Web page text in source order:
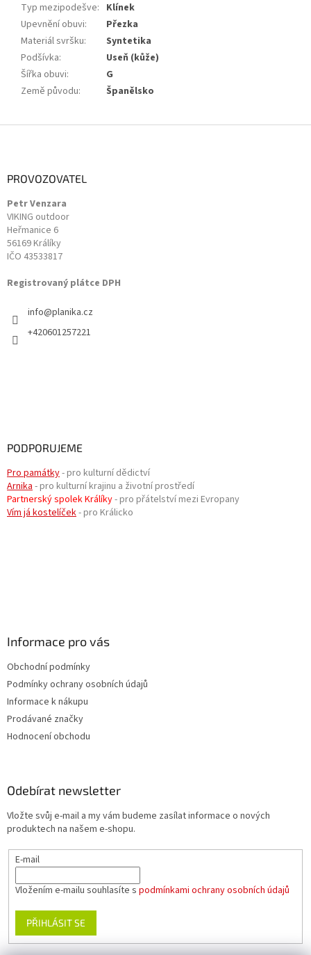
Typ mezipodešve: Klínek
Upevnění obuvi:
Přezka
Materiál svršku:
Syntetika
Podšívka:
Useň (kůže)
Šířka obuvi:
G
Země původu: Španělsko
PROVOZOVATEL
Petr Venzara
VIKING outdoor
Heřmanice 6
56169 Králíky
IČO 43533817
Registrovaný plátce DPH
info@planika.cz
+420601257221
PODPORUJEME
Pro památky- pro kulturní dědictví
Arnika- pro kulturní krajinu a životní prostředí
Partnerský spolek Králíky- pro přátelství mezi Evropany
Vím já kostelíček- pro Králicko
Informace pro vás
Obchodní podmínky
Podmínky ochrany osobních údajů
Informace k nákupu
Prodávané značky
Hodnocení obchodu
Odebírat newsletter
Vložte svůj e-mail a my vám budeme zasílat informace o nových
produktech na našem e-shopu.
E-mail
Vložením e-mailu souhlasíte s podmínkami ochrany osobních údajů
PŘIHLÁSIT SE